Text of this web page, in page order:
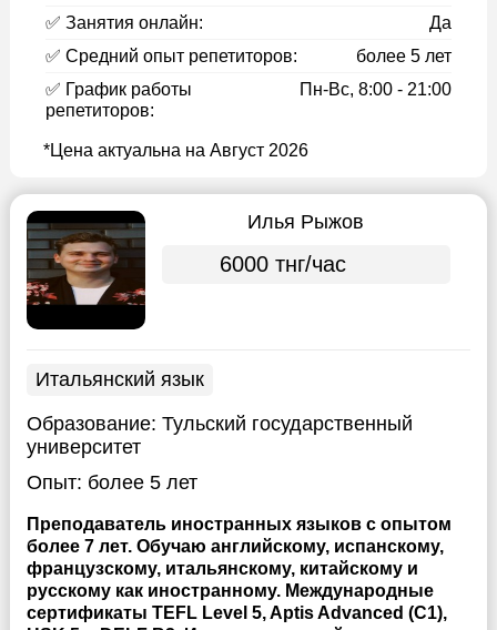
✅ Занятия онлайн:
Да
✅ Средний опыт репетиторов:
более 5 лет
✅ График работы
репетиторов:
Пн-Вс, 8:00 - 21:00
*Цена актуальна на Август 2026
Илья Рыжов
6000 тнг/час
Итальянский язык
Образование: Тульский государственный
университет
Опыт: более 5 лет
Преподаватель иностранных языков с опытом
более 7 лет. Обучаю английскому, испанскому,
французскому, итальянскому, китайскому и
русскому как иностранному. Международные
сертификаты TEFL Level 5, Aptis Advanced (C1),